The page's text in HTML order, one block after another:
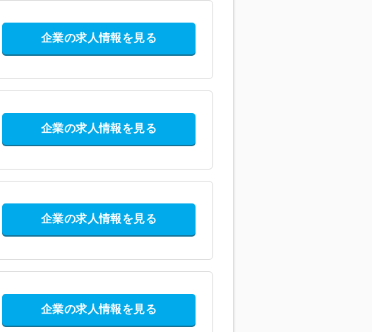
企業の求人情報を見る
企業の求人情報を見る
企業の求人情報を見る
企業の求人情報を見る